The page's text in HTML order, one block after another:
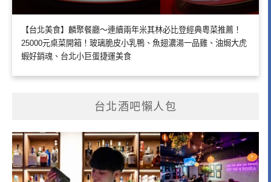
【台北美食】麟聚餐廳～連續兩年米其林必比登經典粵菜推薦！
25000元桌菜開箱！玻璃脆皮小乳鴨、魚翅濃湯一品雞、油焗大虎
蝦好銷魂、台北小巨蛋捷運美食
台北酒吧懶人包